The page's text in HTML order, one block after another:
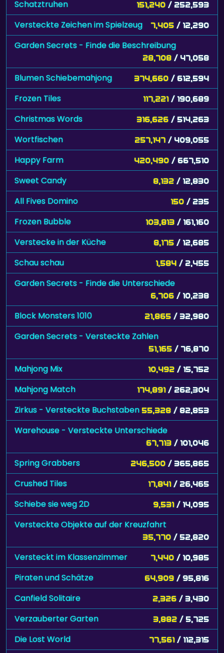
Schatztruhen 151,240 / 252,593
Versteckte Zeichen im Spielzeug 7,405 / 12,290
Garden Secrets - Finde die Beschreibung
28,708 / 47,058
Blumen Schiebemahjong 374,660 / 612,594
Frozen Tiles 117,221 / 190,689
Christmas Words 316,626 / 514,263
Wortfischen 257,147 / 409,055
Happy Farm 420,490 / 667,510
Sweet Candy 8,132 / 12,830
All Fives Domino 150 / 235
Frozen Bubble 103,813 / 161,160
Verstecke in der Küche 8,175 / 12,685
Schau schau 1,584 / 2,455
Garden Secrets - Finde die Unterschiede
6,706 / 10,238
Block Monsters 1010 21,865 / 32,980
Garden Secrets - Versteckte Zahlen
51,165 / 76,870
Mahjong Mix 10,492 / 15,752
Mahjong Match 174,891 / 262,304
Zirkus - Versteckte Buchstaben 55,328 / 82,853
Warehouse - Versteckte Unterschiede
67,713 / 101,046
Spring Grabbers 246,500 / 365,865
Crushed Tiles 17,841 / 26,465
Schiebe sie weg 2D 9,531 / 14,095
Versteckte Objekte auf der Kreuzfahrt
35,770 / 52,820
Versteckt im Klassenzimmer 7,440 / 10,985
Piraten und Schätze 64,909 / 95,816
Canfield Solitaire 2,326 / 3,430
Verzauberter Garten 3,882 / 5,725
Die Lost World 77,561 / 112,315